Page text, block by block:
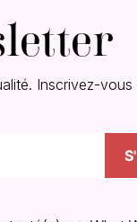
Inscrivez-vous